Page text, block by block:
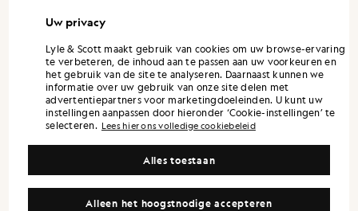
ReFramed Lyle & Scott vanuit een verfijnder perspectief. De
waarbij elk kledingstuk op zichzelf al een sterke uitstraling heeft,
maar de volledige collectie het beste tot zijn recht komt wanneer
de stukken samen worden gedragen.
De silhouetten zijn modern en strak. Overhemden en broeken
hebben een getailleerde uitstraling, terwijl luchtige bovenkleding
en verfijnde gebreide kleding het hele seizoen door veelzijdigheid
Het kleurgebruik is ingetogen en eigentijds. Neutrale en aardse
tinten vormen de basis, aangevuld met subtiele accenten die de
garderobe veelzijdig houden. De stofkeuze staat centraal, waarbij
de afwerking en het draagcomfort als bewuste ontwerpkeuzes
Uw privacy
Lyle & Scott maakt gebruik van cookies om uw browse-ervaring
te verbeteren, de inhoud aan te passen aan uw voorkeuren en
het gebruik van de site te analyseren. Daarnaast kunnen we
informatie over uw gebruik van onze site delen met
advertentiepartners voor marketingdoeleinden. U kunt uw
instellingen aanpassen door hieronder ‘Cookie-instellingen’ te
selecteren. Lees hier ons volledige cookiebeleid
Alleen het hoogstnodige accepteren
Alles toestaan